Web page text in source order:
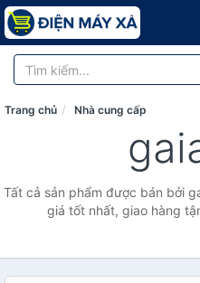
Trang chủ Nhà cung cấp
Tất cả sản phẩm được bán bởi
giá tốt nhất, giao hàng